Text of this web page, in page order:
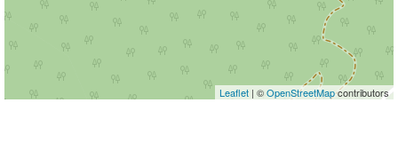
Leaflet | ©OpenStreetMapcontributors